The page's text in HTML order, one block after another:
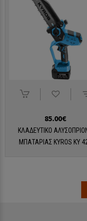
85.00€
ΚΛΑΔΕΥΤΙΚΟ
ΜΠΑΤΑΡΙΑΣ KYROS KY